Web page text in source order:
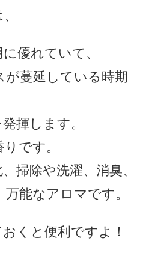
優れていて、
が蔓延している時期
揮します。
です。
掃除や洗濯、消臭、
能なアロマです。
くと便利ですよ！